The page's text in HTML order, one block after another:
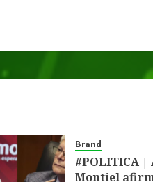
Brand
#POLITICA
Montiel